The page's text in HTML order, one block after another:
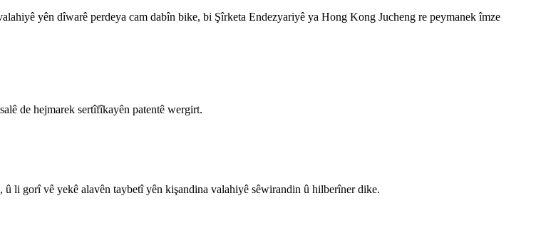
yên dîwarê perdeya cam dabîn bike, bi Şîrketa Endezyariyê ya Hong Kong Jucheng re peymanek îmze
de hejmarek sertîfîkayên patentê wergirt.
li gorî vê yekê alavên taybetî yên kişandina valahiyê sêwirandin û hilberîner dike.